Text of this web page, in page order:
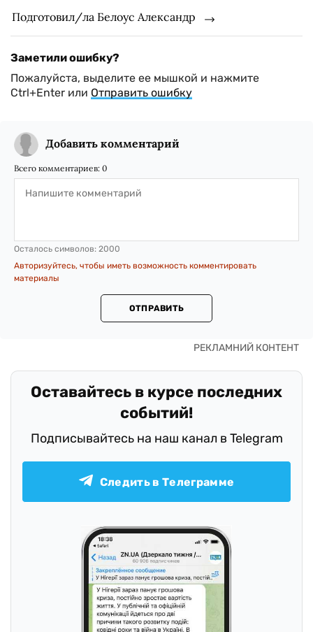
Подготовил/ла Белоус Александр
Заметили ошибку?
Пожалуйста, выделите ее мышкой и нажмите
Ctrl+Enter или Отправить ошибку
Добавить комментарий
Всего комментариев: 0
Осталось символов: 2000
Авторизуйтесь, чтобы иметь возможность комментировать
материалы
ОТПРАВИТЬ
Оставайтесь в курсе последних
событий!
Подписывайтесь на наш канал в Telegram
Следить в Телеграмме